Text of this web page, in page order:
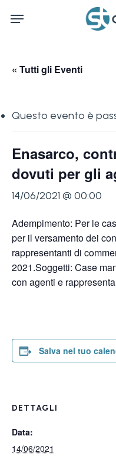
Menu
« Tutti gli Eventi
Questo evento è
Enasarco,
dovuti per gli
14/06/2021 @ 00:00
Adempimento: Per le
per il versamento dei
rappresentanti di
2021.Soggetti: Case
con agenti e
Salva nel tuo
DETTAGLI
Data:
14/06/2021